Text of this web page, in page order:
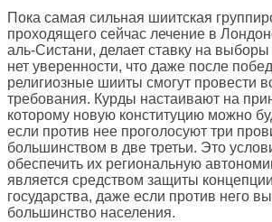
Пока самая сильная шиитская
проходящего сейчас лечение в
аль-Систани, делает ставку на
нет уверенности, что даже после
религиозные шииты смогут провести
требования. Курды настаивают на
которому новую конституцию можно
если против нее проголосуют три
большинством в две третьи. Это
обеспечить их региональную
является средством защиты концепции
государства, даже если против него
большинство населения.